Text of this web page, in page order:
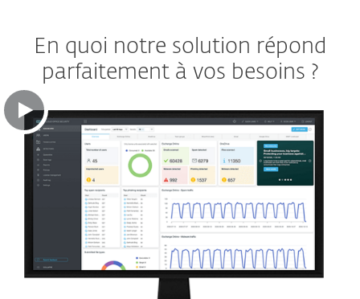
En quoi notre solution répond
parfaitement à vos besoins ?